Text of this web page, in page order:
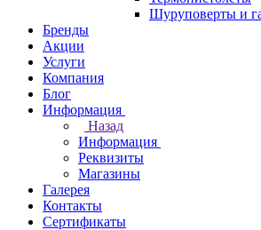
Шуруповерты и
Бренды
Акции
Услуги
Компания
Блог
Информация
Назад
Информация
Реквизиты
Магазины
Галерея
Контакты
Сертификаты